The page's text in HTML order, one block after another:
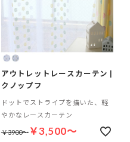
アウトレットレースカーテン |
クノップフ
ドットでストライプを描いた、軽
やかなレースカーテン
￥3900～￥3,500～